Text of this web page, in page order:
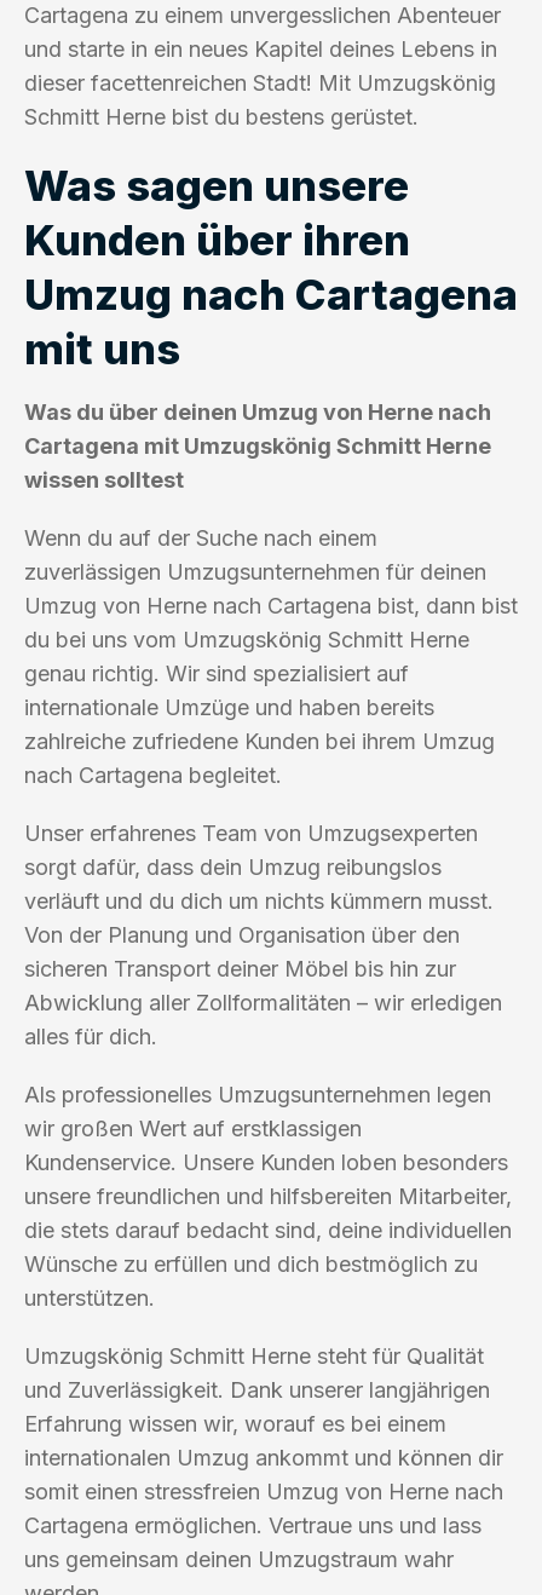
Cartagena zu einem unvergesslichen Abenteuer
und starte in ein neues Kapitel deines Lebens in
dieser facettenreichen Stadt! Mit Umzugskönig
Schmitt Herne bist du bestens gerüstet.
Was sagen unsere
Kunden über ihren
Umzug nach Cartagena
mit uns
Was du über deinen Umzug von Herne nach
Cartagena mit Umzugskönig Schmitt Herne
wissen solltest
Wenn du auf der Suche nach einem
zuverlässigen Umzugsunternehmen für deinen
Umzug von Herne nach Cartagena bist, dann bist
du bei uns vom Umzugskönig Schmitt Herne
genau richtig. Wir sind spezialisiert auf
internationale Umzüge und haben bereits
zahlreiche zufriedene Kunden bei ihrem Umzug
nach Cartagena begleitet.
Unser erfahrenes Team von Umzugsexperten
sorgt dafür, dass dein Umzug reibungslos
verläuft und du dich um nichts kümmern musst.
Von der Planung und Organisation über den
sicheren Transport deiner Möbel bis hin zur
Abwicklung aller Zollformalitäten – wir erledigen
alles für dich.
Als professionelles Umzugsunternehmen legen
wir großen Wert auf erstklassigen
Kundenservice. Unsere Kunden loben besonders
unsere freundlichen und hilfsbereiten Mitarbeiter,
die stets darauf bedacht sind, deine individuellen
Wünsche zu erfüllen und dich bestmöglich zu
unterstützen.
Umzugskönig Schmitt Herne steht für Qualität
und Zuverlässigkeit. Dank unserer langjährigen
Erfahrung wissen wir, worauf es bei einem
internationalen Umzug ankommt und können dir
somit einen stressfreien Umzug von Herne nach
Cartagena ermöglichen. Vertraue uns und lass
uns gemeinsam deinen Umzugstraum wahr